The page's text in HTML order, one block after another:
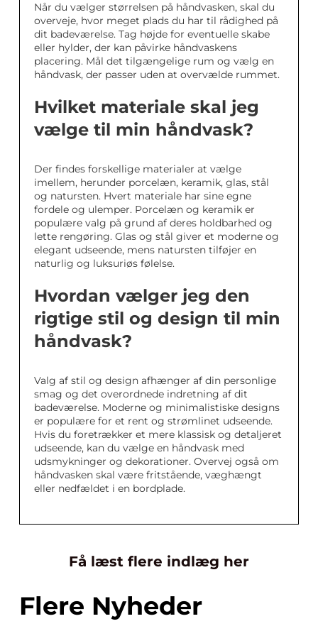
Når du vælger størrelsen på håndvasken, skal du
overveje, hvor meget plads du har til rådighed på
dit badeværelse. Tag højde for eventuelle skabe
eller hylder, der kan påvirke håndvaskens
placering. Mål det tilgængelige rum og vælg en
håndvask, der passer uden at overvælde rummet.
Hvilket materiale skal jeg
vælge til min håndvask?
Der findes forskellige materialer at vælge
imellem, herunder porcelæn, keramik, glas, stål
og natursten. Hvert materiale har sine egne
fordele og ulemper. Porcelæn og keramik er
populære valg på grund af deres holdbarhed og
lette rengøring. Glas og stål giver et moderne og
elegant udseende, mens natursten tilføjer en
naturlig og luksuriøs følelse.
Hvordan vælger jeg den
rigtige stil og design til min
håndvask?
Valg af stil og design afhænger af din personlige
smag og det overordnede indretning af dit
badeværelse. Moderne og minimalistiske designs
er populære for et rent og strømlinet udseende.
Hvis du foretrækker et mere klassisk og detaljeret
udseende, kan du vælge en håndvask med
udsmykninger og dekorationer. Overvej også om
håndvasken skal være fritstående, væghængt
eller nedfældet i en bordplade.
Få læst flere indlæg her
Flere Nyheder